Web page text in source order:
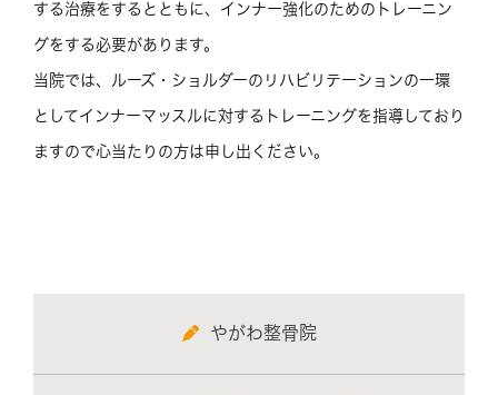
する治療をするとともに、インナー強化のためのトレーニン
グをする必要があります。
当院では、ルーズ・ショルダーのリハビリテーションの一環
としてインナーマッスルに対するトレーニングを指導しており
ますので心当たりの方は申し出ください。
やがわ整骨院